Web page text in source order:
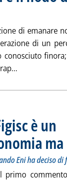
di emanare
di un
conosciuto
è un
Eni ha deciso
primo